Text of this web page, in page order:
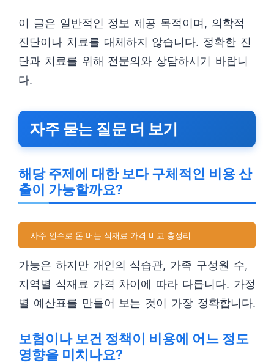
이 글은 일반적인 정보 제공 목적이며, 의학적
진단이나 치료를 대체하지 않습니다. 정확한 진
단과 치료를 위해 전문의와 상담하시기 바랍니
다.
자주 묻는 질문 더 보기
해당 주제에 대한 보다 구체적인 비용 산
출이 가능할까요?
사주 인수로 돈 버는 식재료 가격 비교 총정리
가능은 하지만 개인의 식습관, 가족 구성원 수,
지역별 식재료 가격 차이에 따라 다릅니다. 가정
별 예산표를 만들어 보는 것이 가장 정확합니다.
보험이나 보건 정책이 비용에 어느 정도
영향을 미치나요?